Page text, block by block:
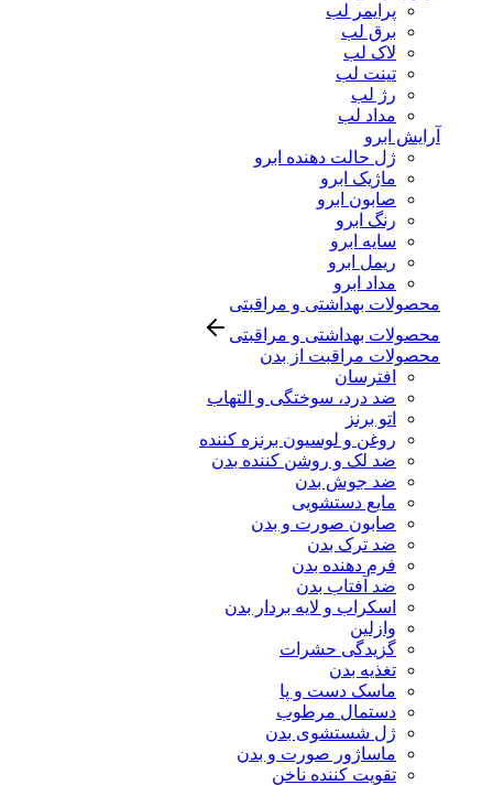
پرایمر لب
برق لب
لاک لب
تینت لب
رژ لب
مداد لب
آرایش ابرو
ژل حالت دهنده ابرو
ماژیک ابرو
صابون ابرو
رنگ ابرو
سایه ابرو
ریمل ابرو
مداد ابرو
محصولات بهداشتی و مراقبتی
محصولات بهداشتی و مراقبتی
محصولات مراقبت از بدن
افترسان
ضد درد، سوختگی و التهاب
اتو برنز
روغن و لوسیون برنزه کننده
ضد لک و روشن کننده بدن
ضد جوش بدن
مایع دستشویی
صابون صورت و بدن
ضد ترک بدن
فرم دهنده بدن
ضد آفتاب بدن
اسکراب و لایه بردار بدن
وازلین
گزیدگی حشرات
تغذیه بدن
ماسک دست و پا
دستمال مرطوب
ژل شستشوی بدن
ماساژور صورت و بدن
تقویت کننده ناخن